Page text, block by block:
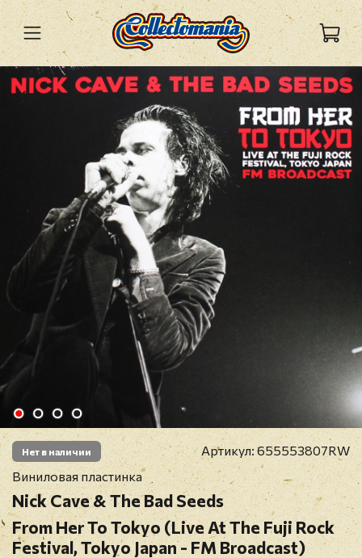
Нет в наличии Артикул:655553807RW
Виниловая пластинка
Nick Cave & The Bad Seeds
From Her To Tokyo (Live At The Fuji Rock
Festival, Tokyo Japan - FM Broadcast)